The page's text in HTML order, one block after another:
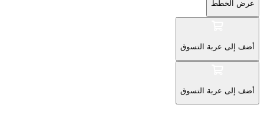
عرض الخطط
أضف إلى عربة التسوق
أضف إلى عربة التسوق